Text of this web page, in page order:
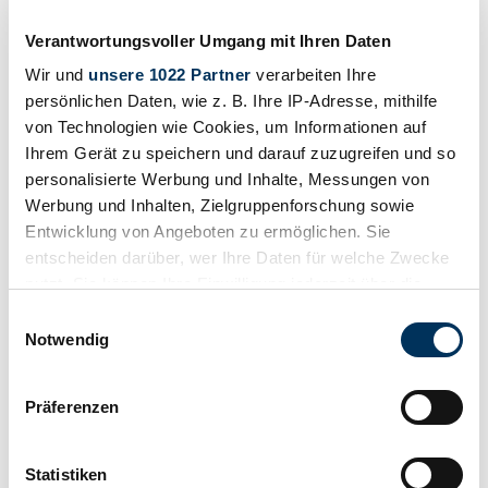
Verantwortungsvoller Umgang mit Ihren Daten
Wir und unsere 1022 Partner verarbeiten Ihre
persönlichen Daten, wie z. B. Ihre IP-Adresse, mithilfe
von Technologien wie Cookies, um Informationen auf
Ihrem Gerät zu speichern und darauf zuzugreifen und so
personalisierte Werbung und Inhalte, Messungen von
Werbung und Inhalten, Zielgruppenforschung sowie
Entwicklung von Angeboten zu ermöglichen. Sie
entscheiden darüber, wer Ihre Daten für welche Zwecke
Trigger Symbol ändern oder widerrufen
Informationen über Ihre geografische Lage
können
Notwendig
Präferenzen
Statistiken